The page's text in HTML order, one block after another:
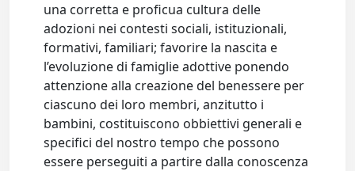
una corretta e proficua cultura delle
adozioni nei contesti sociali, istituzionali,
formativi, familiari; favorire la nascita e
l’evoluzione di famiglie adottive ponendo
attenzione alla creazione del benessere per
ciascuno dei loro membri, anzitutto i
bambini, costituiscono obbiettivi generali e
specifici del nostro tempo che possono
essere perseguiti a partire dalla conoscenza